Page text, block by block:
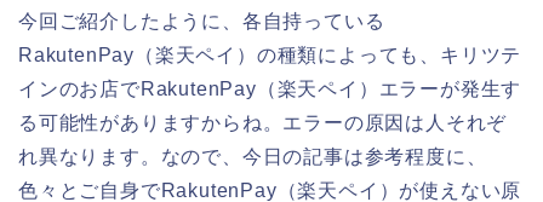
今回ご紹介したように、各自持っている
RakutenPay（楽天ペイ）の種類によっても、キリツテ
インのお店でRakutenPay（楽天ペイ）エラーが発生す
る可能性がありますからね。エラーの原因は人それぞ
れ異なります。なので、今日の記事は参考程度に、
色々とご自身でRakutenPay（楽天ペイ）が使えない原